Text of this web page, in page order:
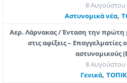
8 Αυγούστου
Aστυνομικά νέα,
Αερ. Λάρνακας / Ένταση την πρώτη
στις αφίξεις –
αστυνομικούς
8 Αυγούστου
Γενικά,